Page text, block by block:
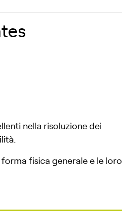
nella risoluzione dei
fisica generale e le loro